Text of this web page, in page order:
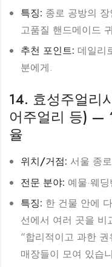
특징: 종로 공방의
고품질 핸드메이드
추천 포인트: 데일리
분에게.
14. 효성주얼리
어주얼리 등) —
율
위치/거점: 서울 종
전문 분야: 예물·웨
특징: 한 건물 안에
선에서 여러 곳을 비
“합리적이고 과한
매장들이 모여 있습